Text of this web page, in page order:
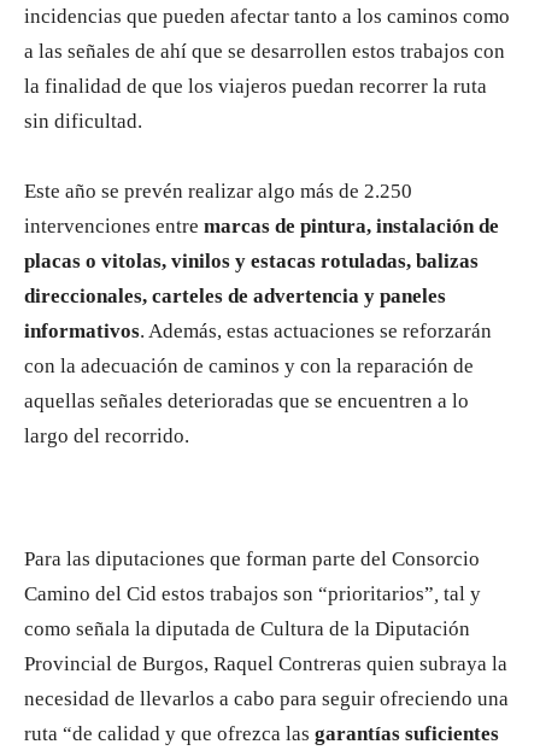
incidencias que pueden afectar tanto a los caminos como
a las señales de ahí que se desarrollen estos trabajos con
la finalidad de que los viajeros puedan recorrer la ruta
sin dificultad.
Este año se prevén realizar algo más de 2.250
intervenciones entre marcas de pintura, instalación de
placas o vitolas, vinilos y estacas rotuladas, balizas
direccionales, carteles de advertencia y paneles
informativos. Además, estas actuaciones se reforzarán
con la adecuación de caminos y con la reparación de
aquellas señales deterioradas que se encuentren a lo
largo del recorrido.
Para las diputaciones que forman parte del Consorcio
Camino del Cid estos trabajos son “prioritarios”, tal y
como señala la diputada de Cultura de la Diputación
Provincial de Burgos, Raquel Contreras quien subraya la
necesidad de llevarlos a cabo para seguir ofreciendo una
ruta “de calidad y que ofrezca las garantías suficientes